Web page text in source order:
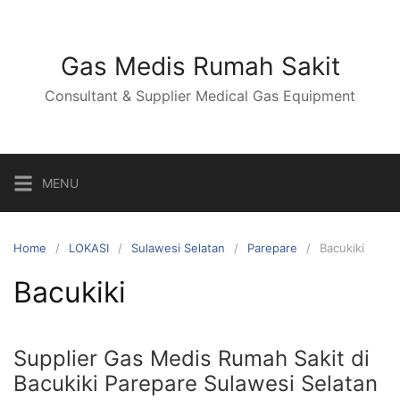
Gas Medis Rumah Sakit
Consultant & Supplier Medical Gas Equipment
MENU
Home LOKASI Sulawesi Selatan Parepare Bacukiki
Bacukiki
Supplier Gas Medis Rumah Sakit di
Bacukiki Parepare Sulawesi Selatan